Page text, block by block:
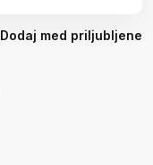
Dodaj med priljubljene